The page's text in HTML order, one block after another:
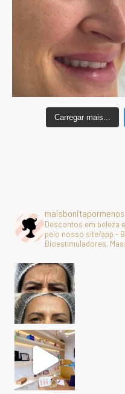
Carregar mais...
maisbonitapormenos
Descontos em beleza
pelo nosso site/app -
Bioestimuladores,